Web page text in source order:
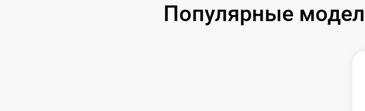
Популярные